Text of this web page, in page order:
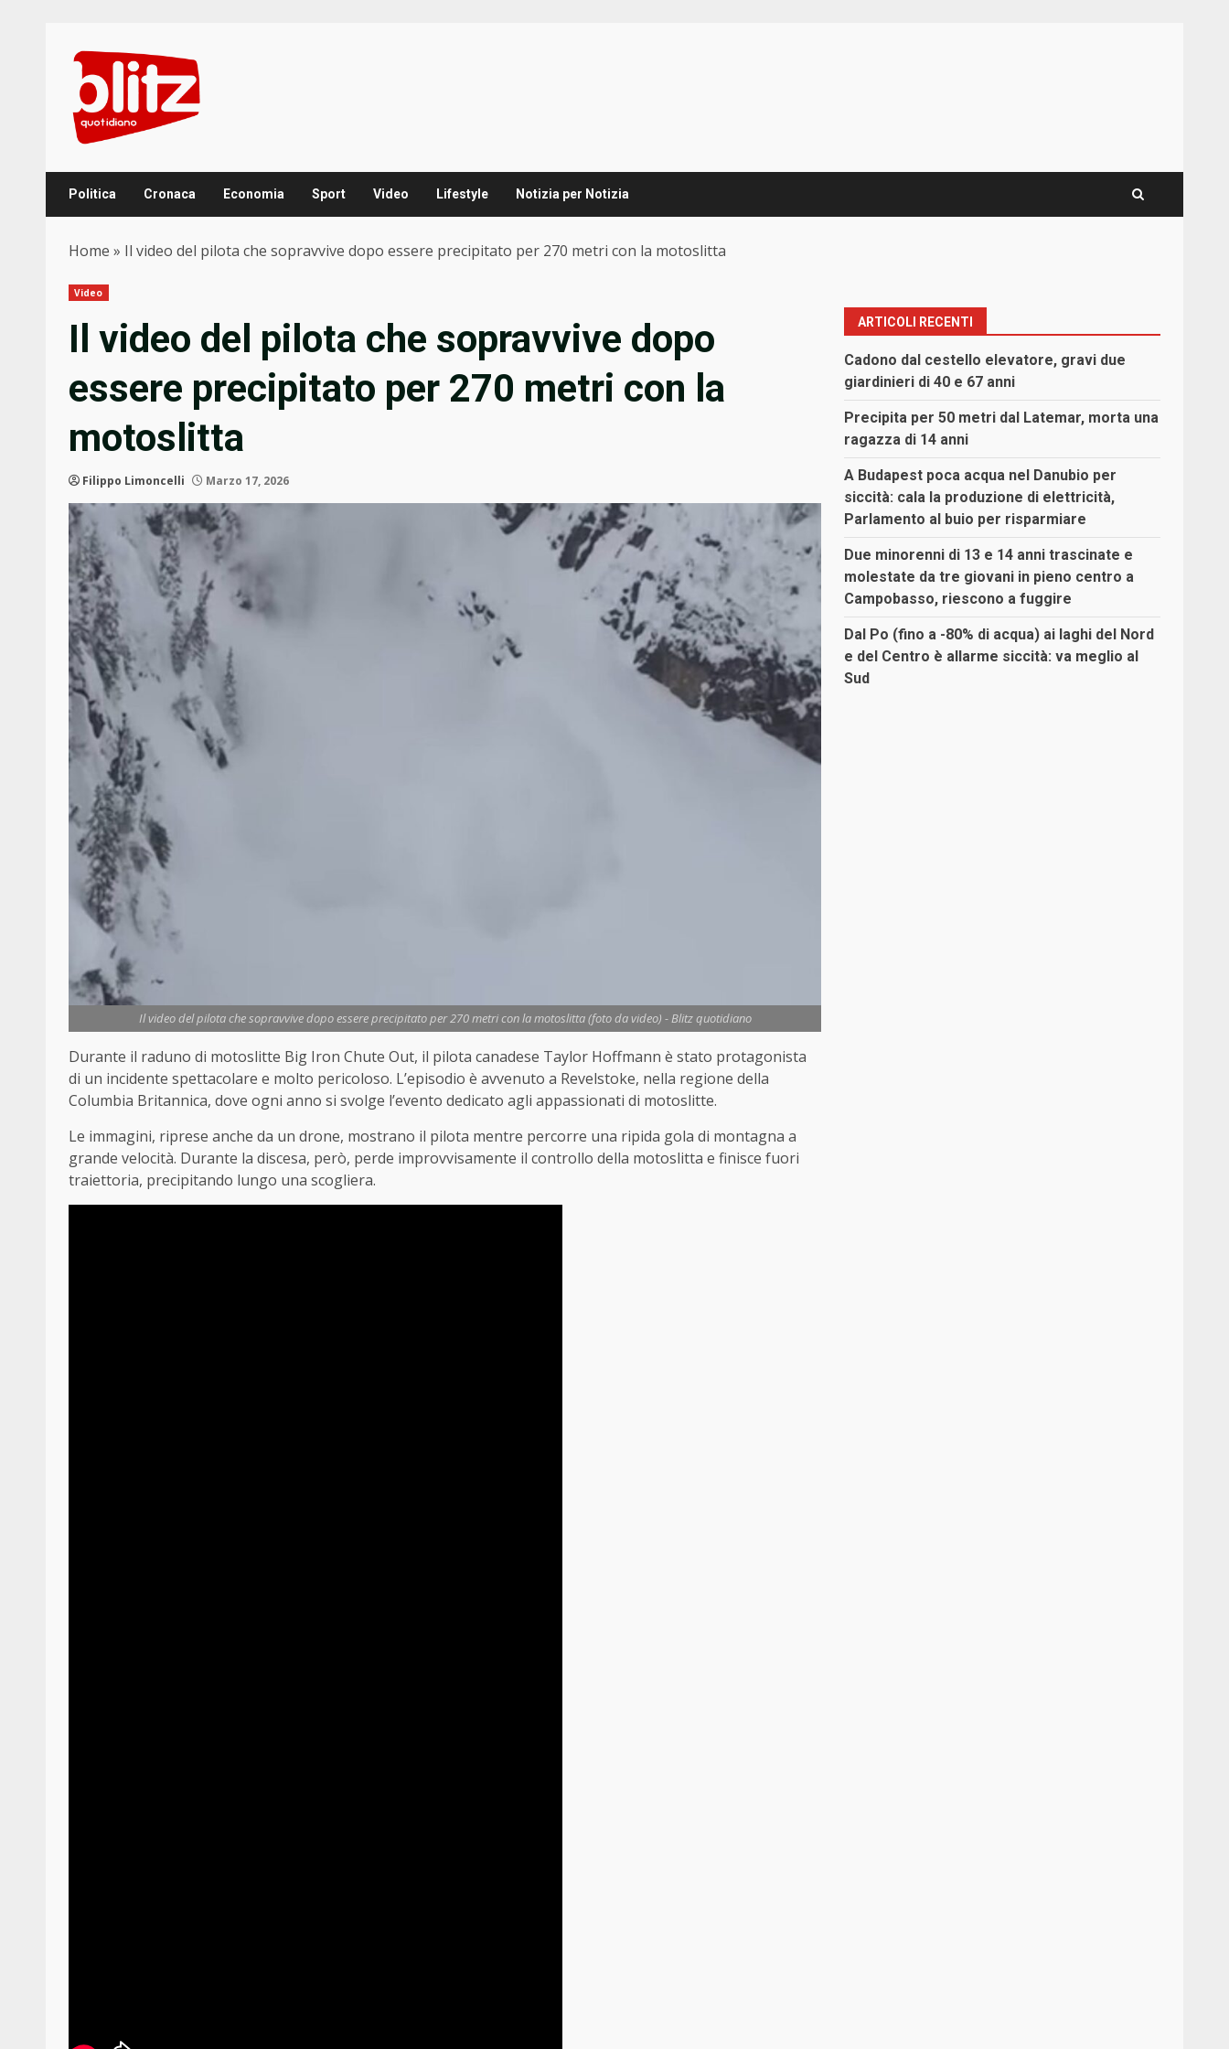
content
Politica Cronaca Economia Sport Video Lifestyle Notizia per Notizia
Home » Il video del pilota che sopravvive dopo essere precipitato per 270 metri con la motoslitta
Video
Il video del pilota che sopravvive dopo
essere precipitato per 270 metri con la
motoslitta
Filippo Limoncelli Marzo 17, 2026
Il video del pilota che sopravvive dopo essere precipitato per 270 metri con la motoslitta (foto da video) - Blitz quotidiano
Durante il raduno di motoslitte Big Iron Chute Out, il pilota canadese Taylor Hoffmann è stato protagonista
di un incidente spettacolare e molto pericoloso. L’episodio è avvenuto a Revelstoke, nella regione della
Columbia Britannica, dove ogni anno si svolge l’evento dedicato agli appassionati di motoslitte.
Le immagini, riprese anche da un drone, mostrano il pilota mentre percorre una ripida gola di montagna a
grande velocità. Durante la discesa, però, perde improvvisamente il controllo della motoslitta e finisce fuori
traiettoria, precipitando lungo una scogliera.
ARTICOLI RECENTI
Cadono dal cestello elevatore, gravi due
giardinieri di 40 e 67 anni
Precipita per 50 metri dal Latemar, morta una
ragazza di 14 anni
A Budapest poca acqua nel Danubio per
siccità: cala la produzione di elettricità,
Parlamento al buio per risparmiare
Due minorenni di 13 e 14 anni trascinate e
molestate da tre giovani in pieno centro a
Campobasso, riescono a fuggire
Dal Po (fino a -80% di acqua) ai laghi del Nord
e del Centro è allarme siccità: va meglio al
Sud